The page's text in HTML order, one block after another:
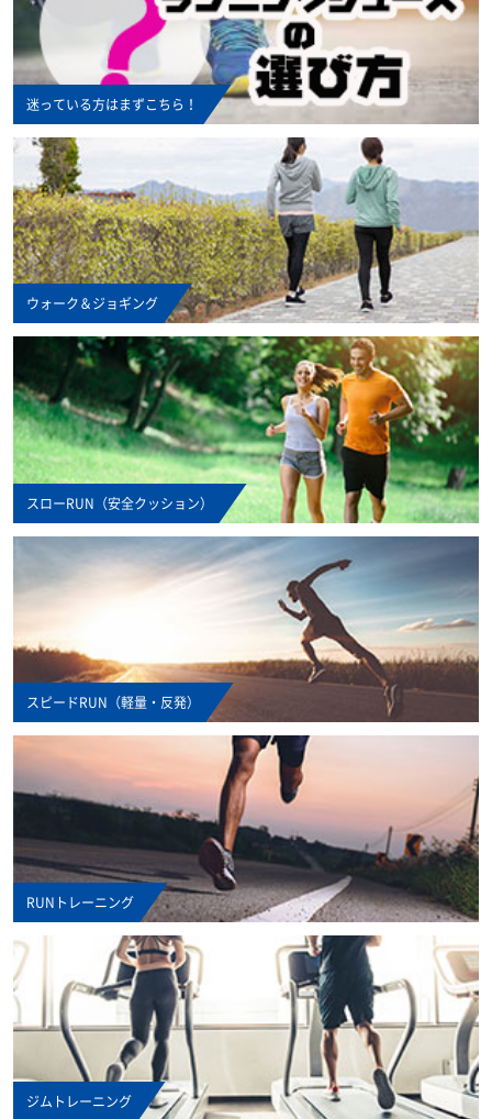
インナーパンツ・タイツ
レディスインナー
アミノ酸
ビタミン・ミネラル
ドリンク
補給食
プロテイン
その他サプリメント
グッズ・アクセサリー
サポーター
ひじ・手首・指用サポーター
大腿・ふくらはぎ用サポーター
腰用サポーター
ひざ用サポーター
足首用サポーター
その他サポーター
テーピング
非伸縮テープ
伸縮テープ
アンダーラップ
その他テーピンググッズ
アイシンググッズ
トレーニング用品
スポーツアパレル
半袖シャツ
長袖シャツ
ハーフパンツ
トレーニングジャージ
スウェット
ウィンドブレーカー・ピステ
その他グッズ
サンダル
バッグ
シューレース
タオル
リストバンド・ヘアバンド
THE PERSON SELECT
ウエイトトレーニング
バランストレーニング
有酸素トレーニング
エクササイズマット
迷っている方はまずこちら！
ウォーク＆ジョギング
スローRUN（安全クッション）
スピードRUN（軽量・反発）
RUNトレーニング
ジムトレーニング